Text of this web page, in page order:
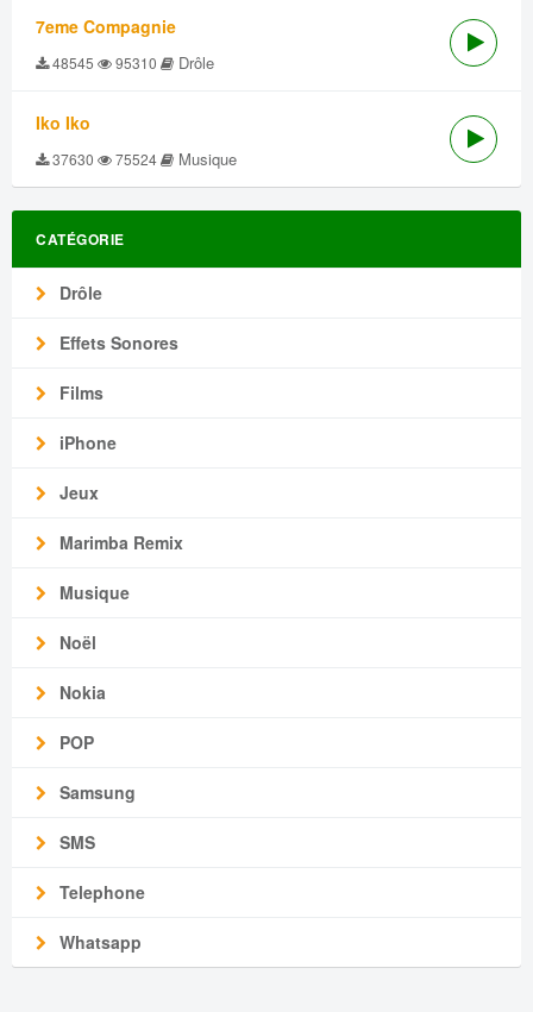
7eme Compagnie
48545 95310 Drôle
Iko Iko
37630 75524 Musique
CATÉGORIE
Drôle
Effets Sonores
Films
iPhone
Jeux
Marimba Remix
Musique
Noël
Nokia
POP
Samsung
SMS
Telephone
Whatsapp